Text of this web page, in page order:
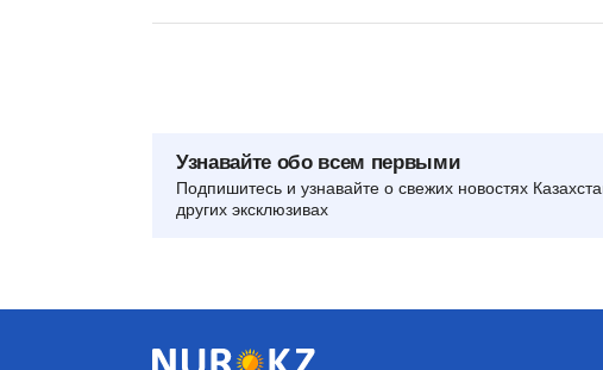
Узнавайте обо всем первыми
Подпишитесь и узнавайте о свежих новостях
других эксклюзивах